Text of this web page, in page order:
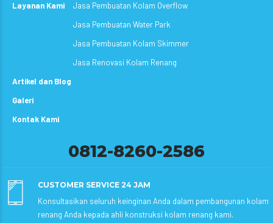
Layanan Kami
Jasa Pembuatan Kolam Overflow
Jasa Pembuatan Water Park
Jasa Pembuatan Kolam Skimmer
Jasa Renovasi Kolam Renang
Artikel dan Blog
Galeri
Kontak Kami
0812-8260-2586
CUSTOMER SERVICE 24 JAM
Konsultasikan seluruh keinginan Anda dalam pembangunan kolam
renang Anda kepada ahli konstruksi kolam renang kami.